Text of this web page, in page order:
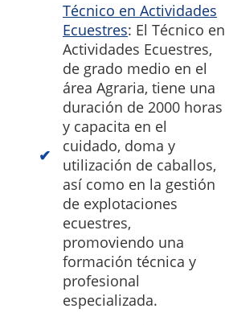
Técnico en Actividades
Ecuestres: El Técnico en
Actividades Ecuestres,
de grado medio en el
área Agraria, tiene una
duración de 2000 horas
y capacita en el
cuidado, doma y
utilización de caballos,
así como en la gestión
de explotaciones
ecuestres,
promoviendo una
formación técnica y
profesional
especializada.